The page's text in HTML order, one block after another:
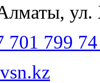
ул.
701 799